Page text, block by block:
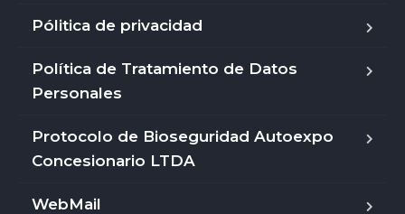
Pólitica de privacidad
Política de Tratamiento de Datos
Personales
Protocolo de Bioseguridad Autoexpo
Concesionario LTDA
WebMail